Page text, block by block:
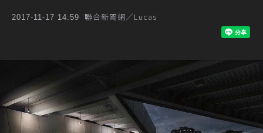
2017-11-17 14:59 聯合新聞網／Lucas